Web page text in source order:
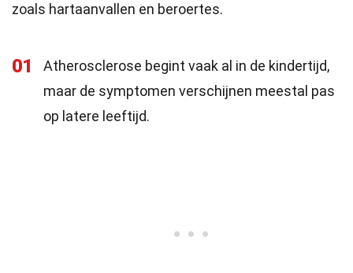
zoals hartaanvallen en beroertes.
01
Atherosclerose begint vaak al in de kindertijd,
maar de symptomen verschijnen meestal pas
op latere leeftijd.